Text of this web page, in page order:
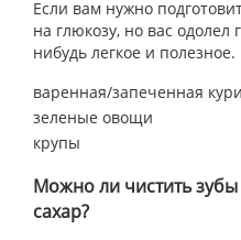
Если вам нужно
на глюкозу, но вас одолел
нибудь легкое и
варенная/запеченная
зеленые овощи
крупы
Можно ли чистить
сахар?